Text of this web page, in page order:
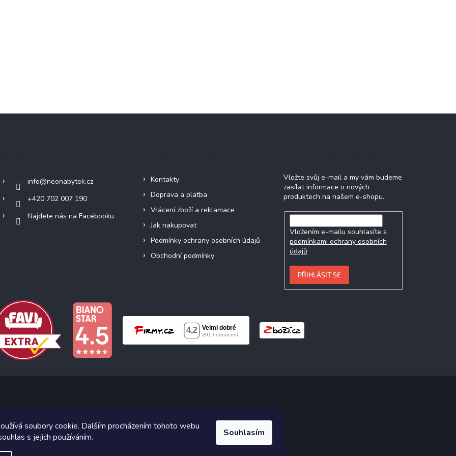
soubory cookie. Dalším procházením tohoto webu
s jejich používáním.
Souhlasím
info@neonabytek.cz
+420 702 007 190
Najdete nás na Facebooku
Kontakty
Doprava a platba
Vrácení zboží a reklamace
Jak nakupovat
Podmínky ochrany osobních údajů
Obchodní podmínky
Vložte svůj e-mail a my vám budeme
zasílat informace o nových
produktech na našem e-shopu.
Vložením e-mailu souhlasíte s
podmínkami ochrany osobních
údajů
PŘIHLÁSIT SE
. Všechna práva vyhrazena.
návrh vytvořil a na Shoptet implementoval Tomáš Hlad&